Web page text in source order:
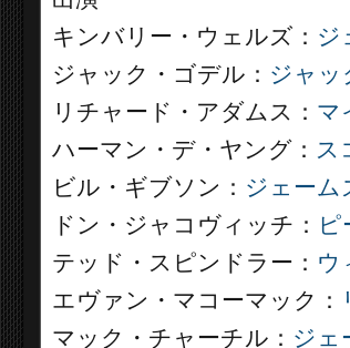
キンバリー・ウェルズ： ジ
ジャック・ゴデル： ジャッ
リチャード・アダムス： マ
ハーマン・デ・ヤング： ス
ビル・ギブソン： ジェーム
ドン・ジャコヴィッチ： ピ
テッド・スピンドラー： ウ
エヴァン・マコーマック：
マック・チャーチル： ジェ